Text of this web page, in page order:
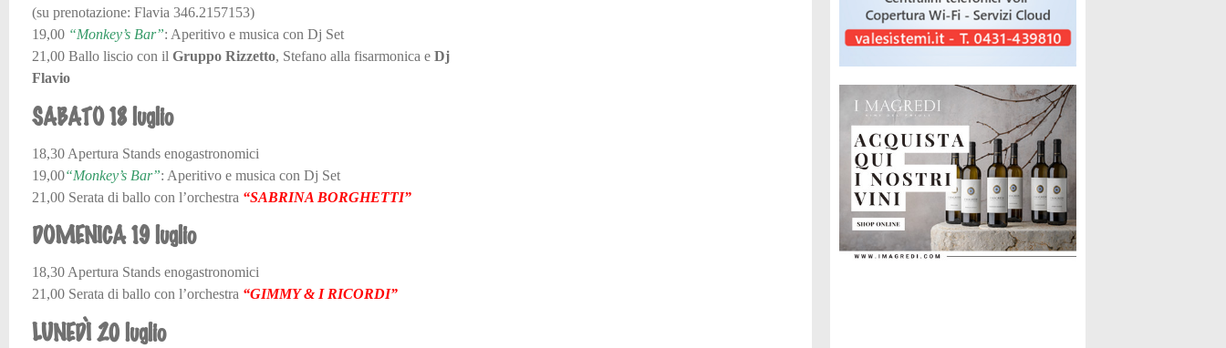
(su prenotazione: Flavia 346.2157153)
19,00 “Monkey’s Bar”: Aperitivo e musica con Dj Set
21,00 Ballo liscio con il Gruppo Rizzetto, Stefano alla fisarmonica e Dj
Flavio
SABATO 18 luglio
18,30 Apertura Stands enogastronomici
19,00“Monkey’s Bar”: Aperitivo e musica con Dj Set
21,00 Serata di ballo con l’orchestra “SABRINA BORGHETTI”
DOMENICA 19 luglio
18,30 Apertura Stands enogastronomici
21,00 Serata di ballo con l’orchestra “GIMMY & I RICORDI”
LUNEDÌ 20 luglio